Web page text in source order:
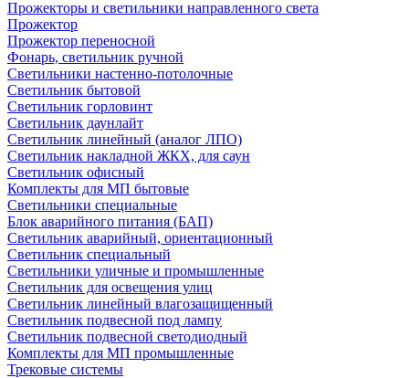
Прожекторы и светильники направленного света
Прожектор
Прожектор переносной
Фонарь, светильник ручной
Светильники настенно-потолочные
Светильник бытовой
Светильник горловинт
Светильник даунлайт
Светильник линейный (аналог ЛПО)
Светильник накладной ЖКХ, для саун
Светильник офисный
Комплекты для МП бытовые
Светильники специальные
Блок аварийного питания (БАП)
Светильник аварийный, ориентационный
Светильник специальный
Светильники уличные и промышленные
Светильник для освещения улиц
Светильник линейный влагозащищенный
Светильник подвесной под лампу
Светильник подвесной светодиодный
Комплекты для МП промышленные
Трековые системы